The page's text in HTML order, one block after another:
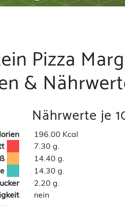
Pizza
&
Nährwerte je
196.00 Kcal
7.30 g.
14.40 g.
14.30 g.
2.20 g.
nein